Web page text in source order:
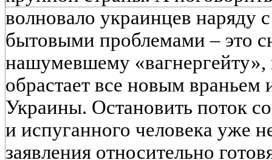
волновало украинцев наряду
бытовыми проблемами – это
нашумевшему «вагнергейту»,
обрастает все новым враньем
Украины. Остановить поток
и испуганного человека уже
заявления относительно